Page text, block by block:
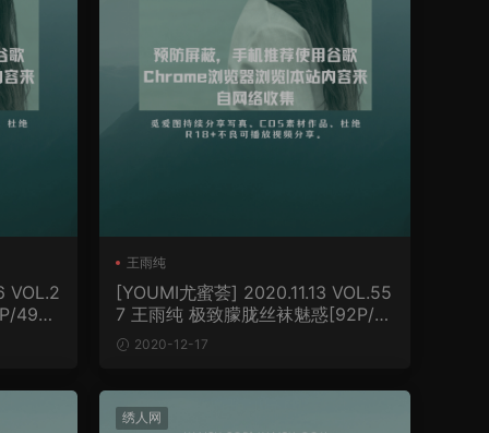
VOL.2
492
王雨纯
[YOUMI尤蜜荟] 2020.11.13 VOL.55
7 王雨纯 极致朦胧丝袜魅惑[92P/8
22MB]
2020-12-17
绣人网